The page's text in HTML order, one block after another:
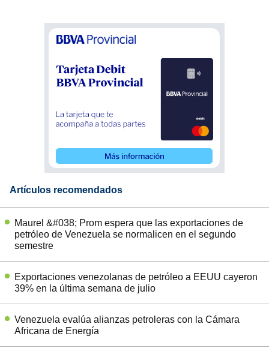
Artículos recomendados
Maurel &#038; Prom espera que las exportaciones de
petróleo de Venezuela se normalicen en el segundo
semestre
Exportaciones venezolanas de petróleo a EEUU cayeron
39% en la última semana de julio
Venezuela evalúa alianzas petroleras con la Cámara
Africana de Energía